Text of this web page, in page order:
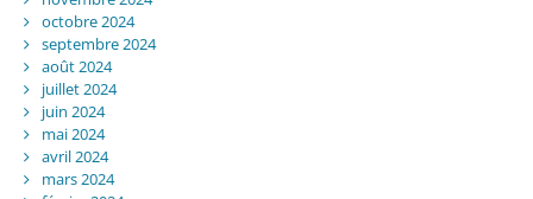
octobre 2024
septembre 2024
août 2024
juillet 2024
juin 2024
mai 2024
avril 2024
mars 2024